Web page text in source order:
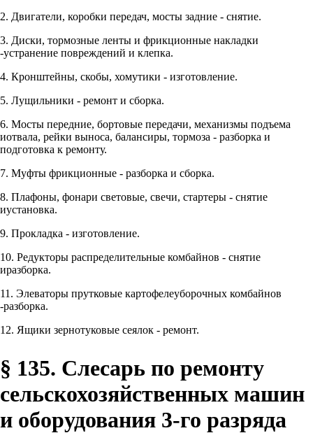
2. Двигатели, коробки передач, мосты задние - снятие.
3. Диски, тормозные ленты и фрикционные накладки
-устранение повреждений и клепка.
4. Кронштейны, скобы, хомутики - изготовление.
5. Лущильники - ремонт и сборка.
6. Мосты передние, бортовые передачи, механизмы подъема
иотвала, рейки выноса, балансиры, тормоза - разборка и
подготовка к ремонту.
7. Муфты фрикционные - разборка и сборка.
8. Плафоны, фонари световые, свечи, стартеры - снятие
иустановка.
9. Прокладка - изготовление.
10. Редукторы распределительные комбайнов - снятие
иразборка.
11. Элеваторы прутковые картофелеуборочных комбайнов
-разборка.
12. Ящики зернотуковые сеялок - ремонт.
§ 135. Слесарь по ремонту
сельскохозяйственных машин
и оборудования 3-го разряда